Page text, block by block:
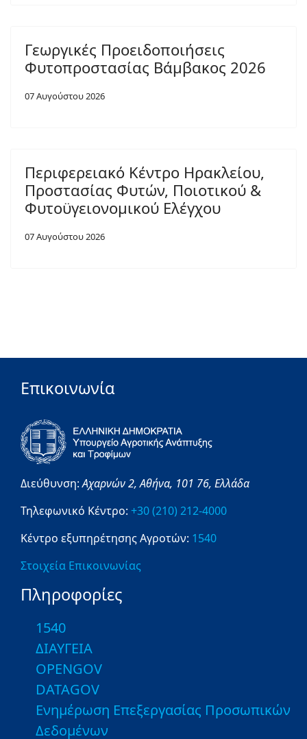
Γεωργικές Προειδοποιήσεις
Φυτοπροστασίας Βάμβακος 2026
07 Αυγούστου 2026
Περιφερειακό Κέντρο Ηρακλείου,
Προστασίας Φυτών, Ποιοτικού &
Φυτοϋγειονομικού Ελέγχου
07 Αυγούστου 2026
Επικοινωνία
Διεύθυνση:Αχαρνών 2,Αθήνα, 101 76, Ελλάδα
Τηλεφωνικό Κέντρο: +30 (210) 212-4000
Κέντρο εξυπηρέτησης Αγροτών: 1540
Στοιχεία Επικοινωνίας
Πληροφορίες
1540
ΔΙΑΥΓΕΙΑ
OPENGOV
DATAGOV
Ενημέρωση Επεξεργασίας Προσωπικών
Δεδομένων